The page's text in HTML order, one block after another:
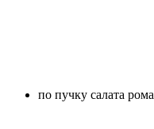
по пучку салата